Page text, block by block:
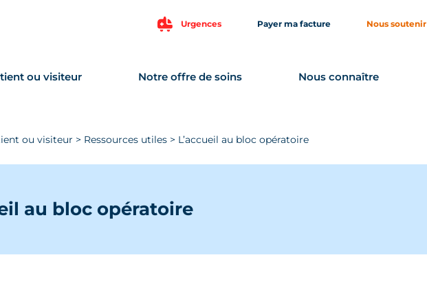
Urgences Payer ma facture Nous soutenir
ou visiteur Notre offre de soins Nous connaître
ou visiteur > Ressources utiles > L’accueil au bloc opératoire
au bloc opératoire